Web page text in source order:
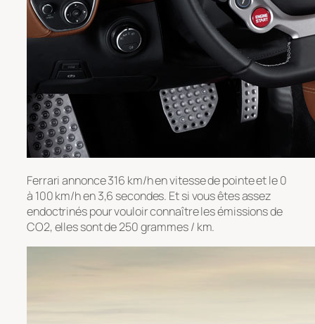
Ferrari annonce 316 km/h en vitesse de pointe et le 0
à 100 km/h en 3,6 secondes. Et si vous êtes assez
endoctrinés pour vouloir connaître les émissions de
CO2, elles sont de 250 grammes / km.